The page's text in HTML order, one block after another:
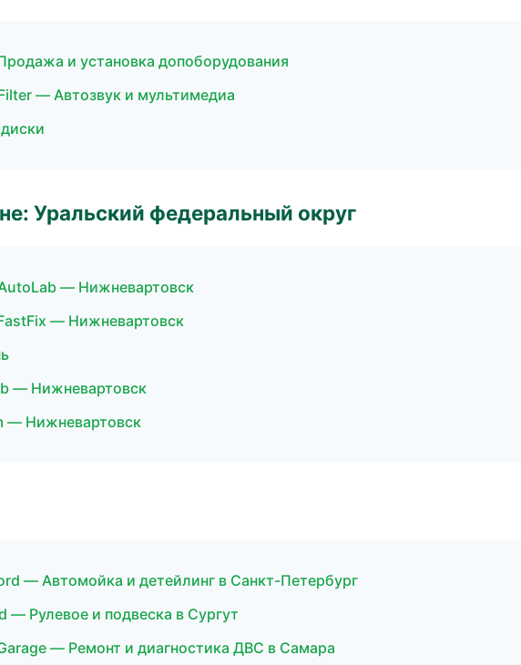
и установка допоборудования
— Автозвук и мультимедиа
Уральский федеральный округ
— Нижневартовск
— Нижневартовск
— Нижневартовск
— Нижневартовск
— Автомойка и детейлинг в Санкт-Петербург
— Рулевое и подвеска в Сургут
— Ремонт и диагностика ДВС в Самара